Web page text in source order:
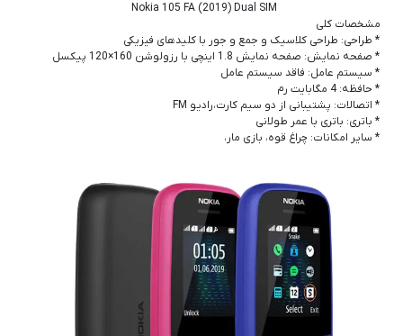
Nokia 105 FA (2019) Dual SIM
مشخصات کلی
* طراحی: طراحی کلاسیک و جمع و جور با کلیدهای فیزیکی
* صفحه نمایش: صفحه نمایش 1.8 اینچی با رزولوشن 160×120 پیکسل
* سیستم عامل: فاقد سیستم عامل
* حافظه: 4 مگابایت رم
* اتصالات: پشتیبانی از دو سیم کارت،رادیو FM
* باتری: باتری با عمر طولانی
* سایر امکانات: چراغ قوه، بازی مار،